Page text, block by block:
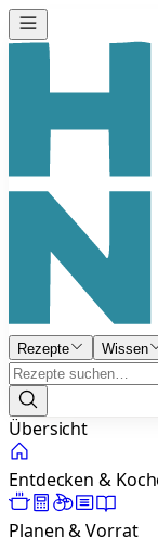
Rezepte Wissen
Übersicht
Entdecken &
Planen & Vorrat